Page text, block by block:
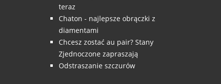
teraz
Chaton - najlepsze obrączki z
diamentami
Chcesz zostać au pair? Stany
Zjednoczone zapraszają
Odstraszanie szczurów